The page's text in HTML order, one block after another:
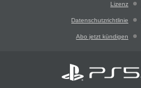
Lizenz
Datenschutzrichtlinie
Abo jetzt kündigen